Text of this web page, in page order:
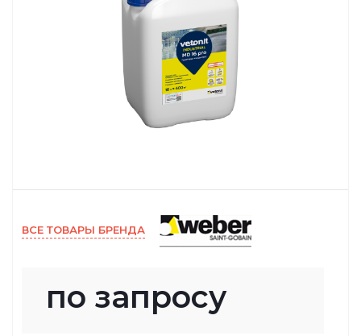
ВСЕ ТОВАРЫ БРЕНДА
по запросу